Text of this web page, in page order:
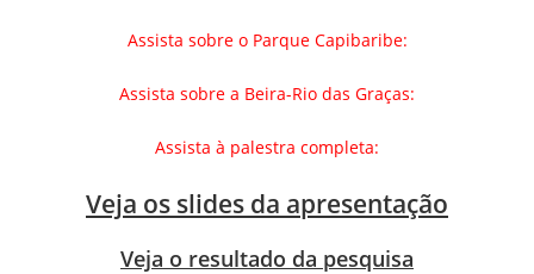
Assista sobre o Parque Capibaribe:
Assista sobre a Beira-Rio das Graças:
Assista à palestra completa:
Veja os slides da apresentação
Veja o resultado da pesquisa